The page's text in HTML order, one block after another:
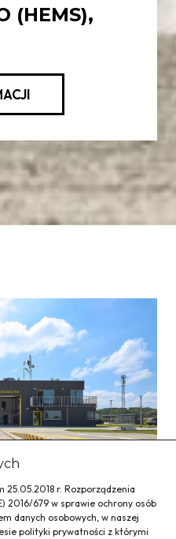
(HEMS),
25.05.2018 r. Rozporządzenia
2016/679 w sprawie ochrony osób
danych osobowych, w naszej
polityki prywatności z którymi